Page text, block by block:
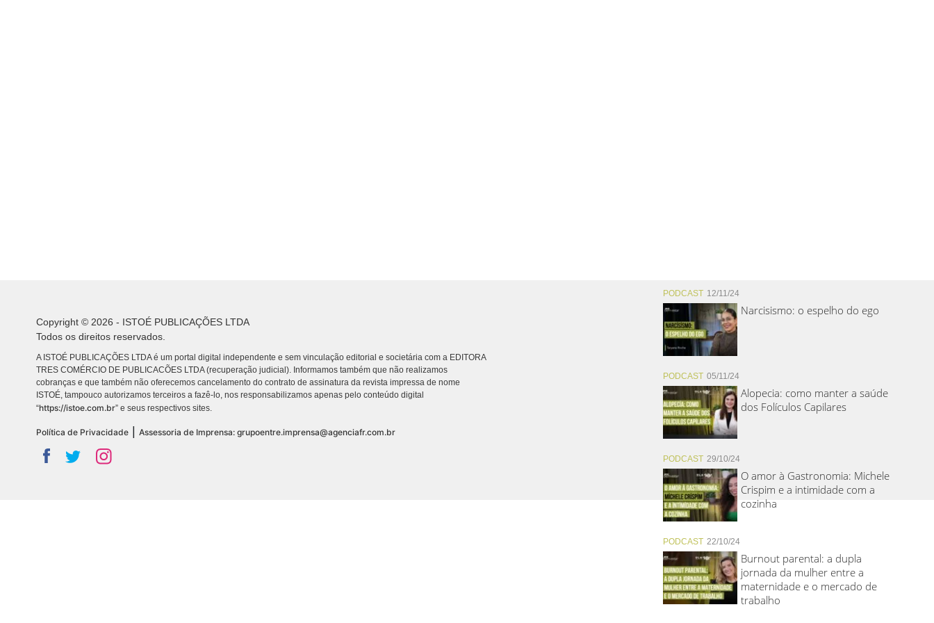
PODCAST 12/11/24
Narcisismo: o espelho do ego
PODCAST 05/11/24
Alopecia: como manter a saúde
dos Folículos Capilares
PODCAST 29/10/24
O amor à Gastronomia: Michele
Crispim e a intimidade com a
cozinha
PODCAST 22/10/24
Burnout parental: a dupla
jornada da mulher entre a
maternidade e o mercado de
trabalho
Copyright © 2026 - ISTOÉ PUBLICAÇÕES LTDA
Todos os direitos reservados.
A ISTOÉ PUBLICAÇÕES LTDA é um portal digital independente e sem vinculação editorial e societária com a EDITORA
TRES COMÉRCIO DE PUBLICACÕES LTDA (recuperação judicial). Informamos também que não realizamos
cobranças e que também não oferecemos cancelamento do contrato de assinatura da revista impressa de nome
ISTOÉ, tampouco autorizamos terceiros a fazê-lo, nos responsabilizamos apenas pelo conteúdo digital
“https://istoe.com.br” e seus respectivos sites.
Política de Privacidade Assessoria de Imprensa: grupoentre.imprensa@agenciafr.com.br